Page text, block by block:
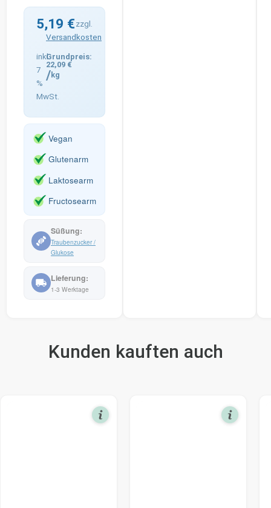
5,19 €
inkl.
7
%
MwSt.
zzgl.
Versandkosten
22,09 €
/ kg
Vegan
Glutenarm
Laktosearm
Fructosearm
Traubenzucker /
Glukose
1-3 Werktage
Kunden kauften auch